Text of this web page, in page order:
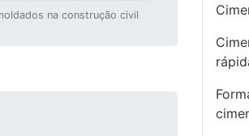
na construção civil